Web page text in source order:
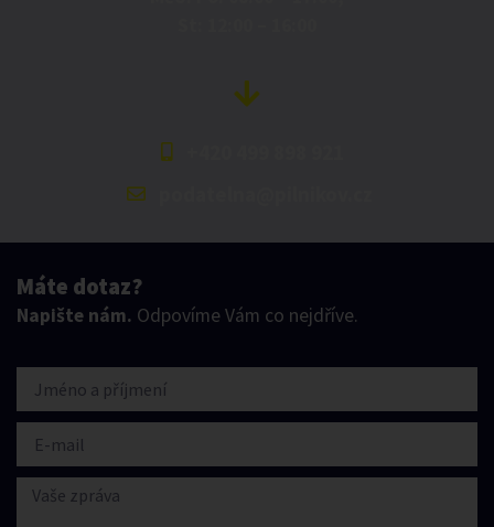
Máte dotaz?
Napište nám. Odpovíme Vám co nejdříve.